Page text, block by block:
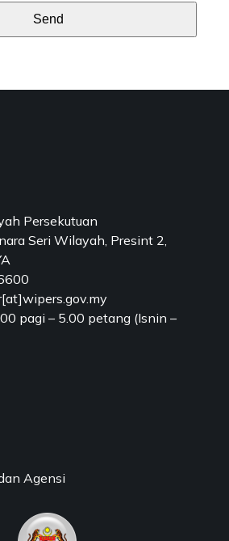
Send
Persekutuan
Seri Wilayah, Presint 2,
pagi – 5.00 petang (Isnin –
Agensi